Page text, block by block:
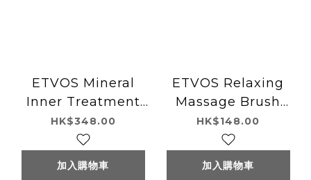
ETVOS Mineral
Inner Treatment
Base
HK$348.00
加入購物車
ETVOS Relaxing
Massage Brush
(Shampoo Brush)
HK$148.00
加入購物車